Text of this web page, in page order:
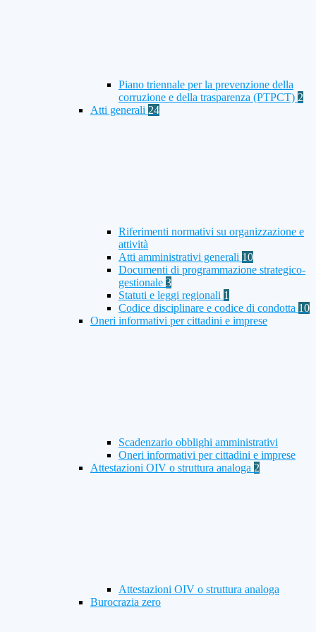
Piano triennale per la prevenzione della
corruzione e della trasparenza (PTPCT) 2
Atti generali 24
Riferimenti normativi su organizzazione e
attività
Atti amministrativi generali 10
Documenti di programmazione strategico-
gestionale 3
Statuti e leggi regionali 1
Codice disciplinare e codice di condotta 10
Oneri informativi per cittadini e imprese
Scadenzario obblighi amministrativi
Oneri informativi per cittadini e imprese
Attestazioni OIV o struttura analoga 2
Attestazioni OIV o struttura analoga
Burocrazia zero